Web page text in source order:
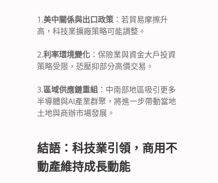
1.美中關係與出口政策 ：若貿易摩擦升
高，科技業擴廠策略可能調整。
2.利率環境變化 ：保險業與資金大戶投資
策略受限，恐壓抑部分高價交易。
3.區域供應鏈重組 ：中南部地區吸引更多
半導體與AI產業群聚，將進一步帶動當地
土地與商辦市場發展。
結語：科技業引領，商用不
動產維持成長動能